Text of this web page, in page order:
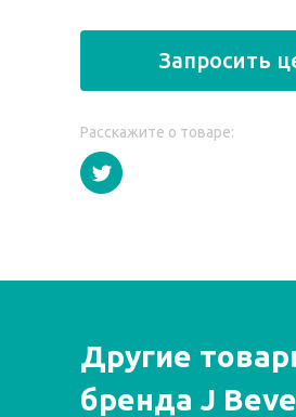
Запросить
Расскажите о товаре:
Другие
бренда J